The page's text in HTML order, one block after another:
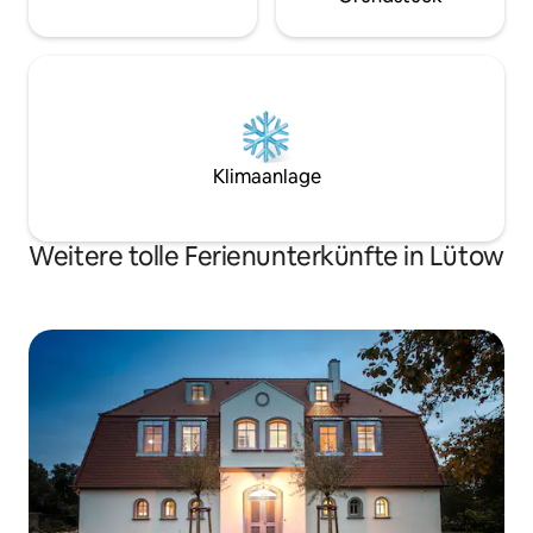
Klimaanlage
Weitere tolle Ferienunterkünfte in Lütow